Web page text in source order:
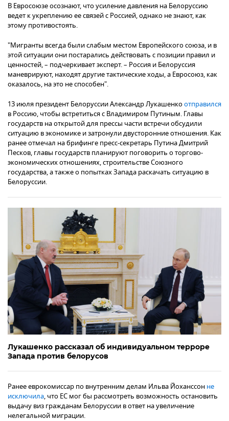
В Евросоюзе осознают, что усиление давления на Белоруссию
ведет к укреплению ее связей с Россией, однако не знают, как
этому противостоять.
"Мигранты всегда были слабым местом Европейского союза, и в
этой ситуации они постарались действовать с позиции правил и
ценностей, – подчеркивает эксперт. – Россия и Белоруссия
маневрируют, находят другие тактические ходы, а Евросоюз, как
оказалось, на это не способен".
13 июля президент Белоруссии Александр Лукашенкоотправился
в Россию, чтобы встретиться с Владимиром Путиным. Главы
государств на открытой для прессы части встречи обсудили
ситуацию в экономике и затронули двусторонние отношения. Как
ранее отмечал на брифинге пресс-секретарь Путина Дмитрий
Песков, главы государств планируют поговорить о торгово-
экономических отношениях, строительстве Союзного
государства, а также о попытках Запада раскачать ситуацию в
Белоруссии.
Лукашенко рассказал об индивидуальном терроре
Запада против белорусов
Ранее еврокомиссар по внутренним делам Ильва Йоханссон не
исключила, что ЕС мог бы рассмотреть возможность остановить
выдачу виз гражданам Белоруссии в ответ на увеличение
нелегальной миграции.